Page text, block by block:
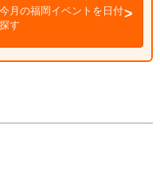
月の福岡イベントを日付
す